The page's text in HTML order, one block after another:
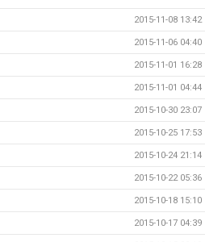
2015-11-08 13:42
2015-11-06 04:40
2015-11-01 16:28
2015-11-01 04:44
2015-10-30 23:07
2015-10-25 17:53
2015-10-24 21:14
2015-10-22 05:36
2015-10-18 15:10
2015-10-17 04:39